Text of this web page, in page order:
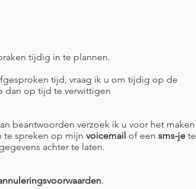
tijdig in te plannen.
tijd, vraag ik u om tijdig op de
dan op tijd te verwittigen
beantwoorden verzoek ik u voor het maken
te spreken op mijn voicemail of een sms-je te
achter te laten.
.